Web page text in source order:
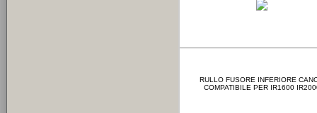
RULLO FUSORE INFERIORE
COMPATIBILE PER IR1600